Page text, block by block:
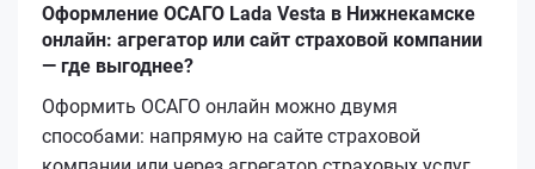
Оформление ОСАГО Lada Vesta в Нижнекамске
онлайн: агрегатор или сайт страховой компании
— где выгоднее?
Оформить ОСАГО онлайн можно двумя
способами: напрямую на сайте страховой